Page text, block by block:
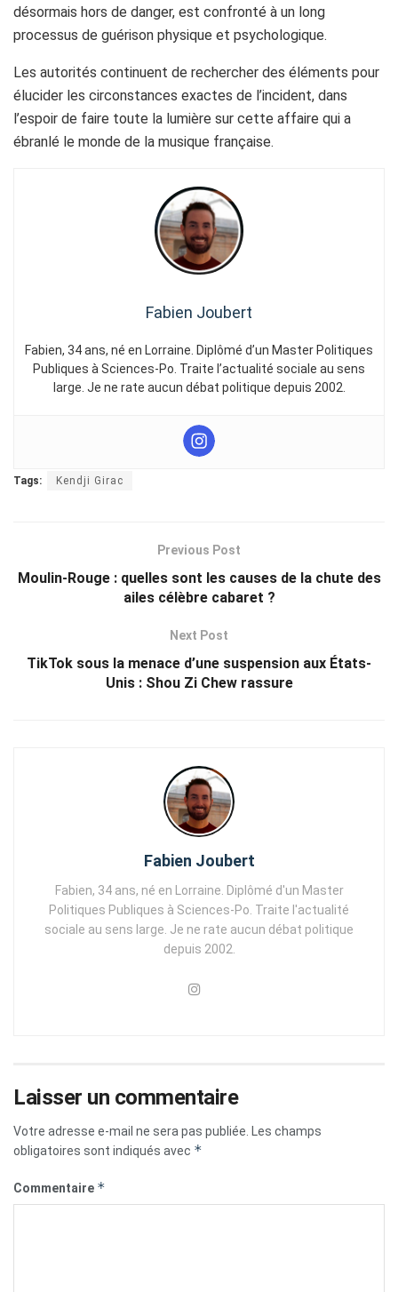
désormais hors de danger, est confronté à un long
processus de guérison physique et psychologique.
Les autorités continuent de rechercher des éléments pour
élucider les circonstances exactes de l’incident, dans
l’espoir de faire toute la lumière sur cette affaire qui a
ébranlé le monde de la musique française.
Fabien Joubert
Fabien, 34 ans, né en Lorraine. Diplômé d’un Master Politiques
Publiques à Sciences-Po. Traite l’actualité sociale au sens
large. Je ne rate aucun débat politique depuis 2002.
Tags: Kendji Girac
Previous Post
Moulin-Rouge : quelles sont les causes de la chute des
ailes célèbre cabaret ?
Next Post
TikTok sous la menace d’une suspension aux États-
Unis : Shou Zi Chew rassure
Fabien Joubert
Fabien, 34 ans, né en Lorraine. Diplômé d'un Master
Politiques Publiques à Sciences-Po. Traite l'actualité
sociale au sens large. Je ne rate aucun débat politique
depuis 2002.
Laisser un commentaire
Votre adresse e-mail ne sera pas publiée.
Les champs
obligatoires sont indiqués avec *
Commentaire *